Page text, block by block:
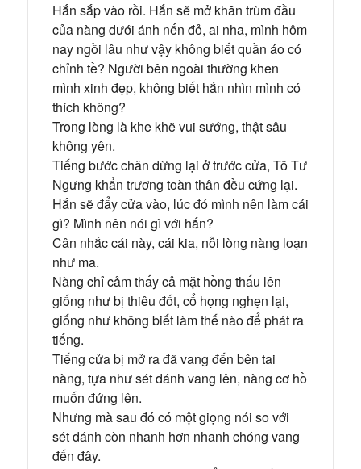
Hắn sắp vào rồi. Hắn sẽ mở khăn trùm đầu
của nàng dưới ánh nến đỏ, ai nha, mình hôm
nay ngồi lâu như vậy không biết quần áo có
chỉnh tề? Người bên ngoài thường khen
mình xinh đẹp, không biết hắn nhìn mình có
thích không?
Trong lòng là khe khẽ vui sướng, thật sâu
không yên.
Tiếng bước chân dừng lại ở trước cửa, Tô Tư
Ngưng khẩn trương toàn thân đều cứng lại.
Hắn sẽ đẩy cửa vào, lúc đó mình nên làm cái
gì? Mình nên nói gì với hắn?
Cân nhắc cái này, cái kia, nỗi lòng nàng loạn
như ma.
Nàng chỉ cảm thấy cả mặt hồng thấu lên
giống như bị thiêu đốt, cổ họng nghẹn lại,
giống như không biết làm thế nào để phát ra
tiếng.
Tiếng cửa bị mở ra đã vang đến bên tai
nàng, tựa như sét đánh vang lên, nàng cơ hồ
muốn đứng lên.
Nhưng mà sau đó có một giọng nói so với
sét đánh còn nhanh hơn nhanh chóng vang
đến đây.